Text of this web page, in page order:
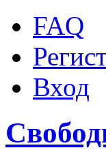
FAQ
Вход